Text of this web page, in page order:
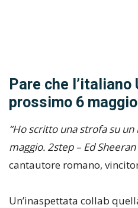
Pare che
prossimo 6
“Ho scritto una strofa su
maggio. 2step – Ed
cantautore romano,
Un’inaspettata collab